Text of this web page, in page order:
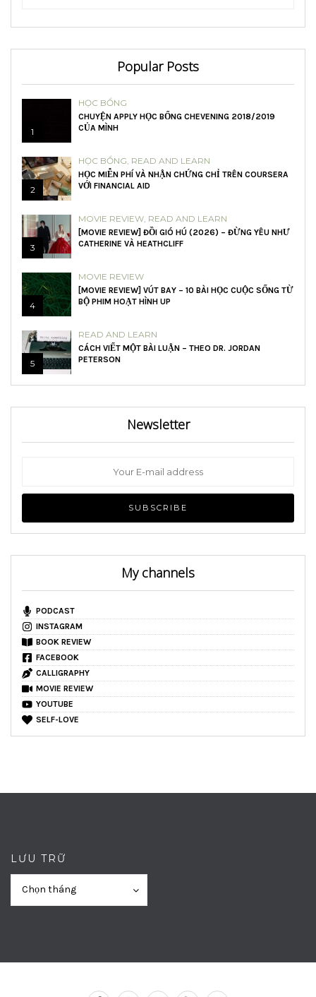
Popular Posts
1
HỌC BỔNG
CHUYỆN APPLY HỌC BỔNG CHEVENING 2018/2019
CỦA MÌNH
2
HỌC BỔNG, READ AND LEARN
HỌC MIỄN PHÍ VÀ NHẬN CHỨNG CHỈ TRÊN COURSERA
VỚI FINANCIAL AID
3
MOVIE REVIEW, READ AND LEARN
[MOVIE REVIEW] ĐỒI GIÓ HÚ (2026) – ĐỪNG YÊU NHƯ
CATHERINE VÀ HEATHCLIFF
4
MOVIE REVIEW
[MOVIE REVIEW] VÚT BAY – 10 BÀI HỌC CUỘC SỐNG TỪ
BỘ PHIM HOẠT HÌNH UP
5
READ AND LEARN
CÁCH VIẾT MỘT BÀI LUẬN – THEO DR. JORDAN
PETERSON
Newsletter
My channels
PODCAST
INSTAGRAM
BOOK REVIEW
FACEBOOK
CALLIGRAPHY
MOVIE REVIEW
YOUTUBE
SELF-LOVE
LƯU TRỮ
Chọn tháng